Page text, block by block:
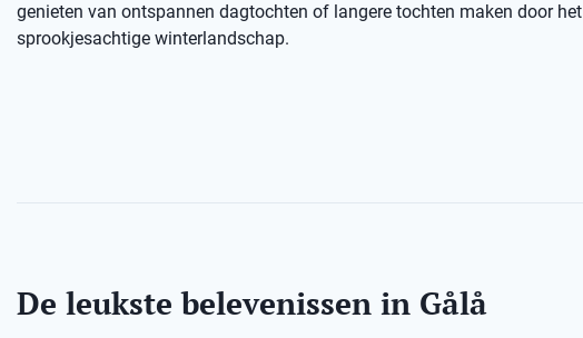
genieten van ontspannen dagtochten of langere tochten maken door het
sprookjesachtige winterlandschap.
De leukste belevenissen in Gålå